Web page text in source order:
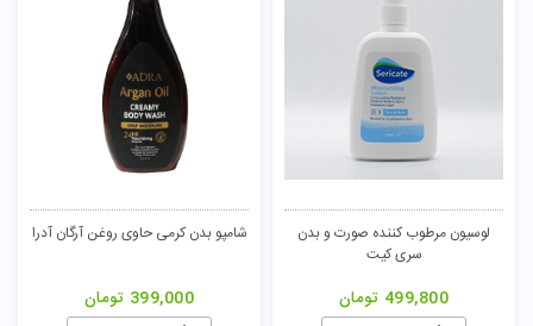
لوسیون مرطوب کننده صورت و بدن
سری کیت
499,800 تومان
شامپو بدن کرمی حاوی روغن آرگان آدرا
399,000 تومان